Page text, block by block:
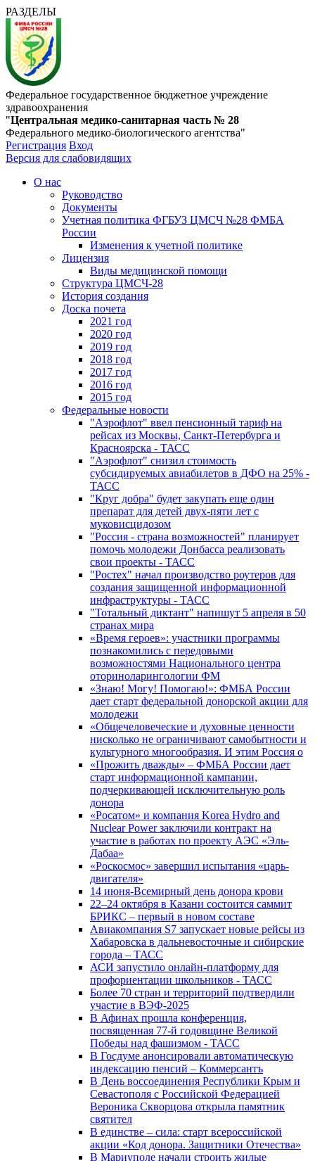
РАЗДЕЛЫ
Федеральное государственное бюджетное учреждение
здравоохранения
"Центральная медико-санитарная часть № 28
Федерального медико-биологического агентства"
Регистрация Вход
Версия для слабовидящих
О нас
Руководство
Документы
Учетная политика ФГБУЗ ЦМСЧ №28 ФМБА
России
Изменения к учетной политике
Лицензия
Виды медицинской помощи
Структура ЦМСЧ-28
История создания
Доска почета
2021 год
2020 год
2019 год
2018 год
2017 год
2016 год
2015 год
Федеральные новости
"Аэрофлот" ввел пенсионный тариф на
рейсах из Москвы, Санкт-Петербурга и
Красноярска - ТАСС
"Аэрофлот" снизил стоимость
субсидируемых авиабилетов в ДФО на 25% -
ТАСС
"Круг добра" будет закупать еще один
препарат для детей двух-пяти лет с
муковисцидозом
"Россия - страна возможностей" планирует
помочь молодежи Донбасса реализовать
свои проекты - ТАСС
"Ростех" начал производство роутеров для
создания защищенной информационной
инфраструктуры - ТАСС
"Тотальный диктант" напишут 5 апреля в 50
странах мира
«Время героев»: участники программы
познакомились с передовыми
возможностями Национального центра
оториноларингологии ФМ
«Знаю! Могу! Помогаю!»: ФМБА России
дает старт федеральной донорской акции для
молодежи
«Общечеловеческие и духовные ценности
нисколько не ограничивают самобытности и
культурного многообразия. И этим Россия о
«Прожить дважды» – ФМБА России дает
старт информационной кампании,
подчеркивающей исключительную роль
донора
«Росатом» и компания Korea Hydro and
Nuclear Power заключили контракт на
участие в работах по проекту АЭС «Эль-
Дабаа»
«Роскосмос» завершил испытания «царь-
двигателя»
14 июня-Всемирный день донора крови
22–24 октября в Казани состоится саммит
БРИКС – первый в новом составе
Авиакомпания S7 запускает новые рейсы из
Хабаровска в дальневосточные и сибирские
города – ТАСС
АСИ запустило онлайн-платформу для
профориентации школьников - ТАСС
Более 70 стран и территорий подтвердили
участие в ВЭФ-2025
В Афинах прошла конференция,
посвященная 77-й годовщине Великой
Победы над фашизмом - ТАСС
В Госдуме анонсировали автоматическую
индексацию пенсий – Коммерсантъ
В День воссоединения Республики Крым и
Севастополя с Российской Федерацией
Вероника Скворцова открыла памятник
святител
В единстве – сила: старт всероссийской
акции «Код донора. Защитники Отечества»
В Мариуполе начали строить жилые